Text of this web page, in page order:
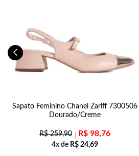
Sapato Feminino Chanel Zariff 7300506
Dourado/Creme
R$259,90 R$ 98,76
4x de R$ 24,69